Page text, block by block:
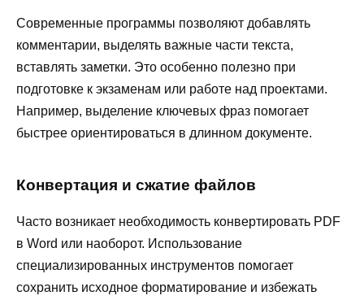
Современные программы позволяют добавлять
комментарии, выделять важные части текста,
вставлять заметки. Это особенно полезно при
подготовке к экзаменам или работе над проектами.
Например, выделение ключевых фраз помогает
быстрее ориентироваться в длинном документе.
Конвертация и сжатие файлов
Часто возникает необходимость конвертировать PDF
в Word или наоборот. Использование
специализированных инструментов помогает
сохранить исходное форматирование и избежать